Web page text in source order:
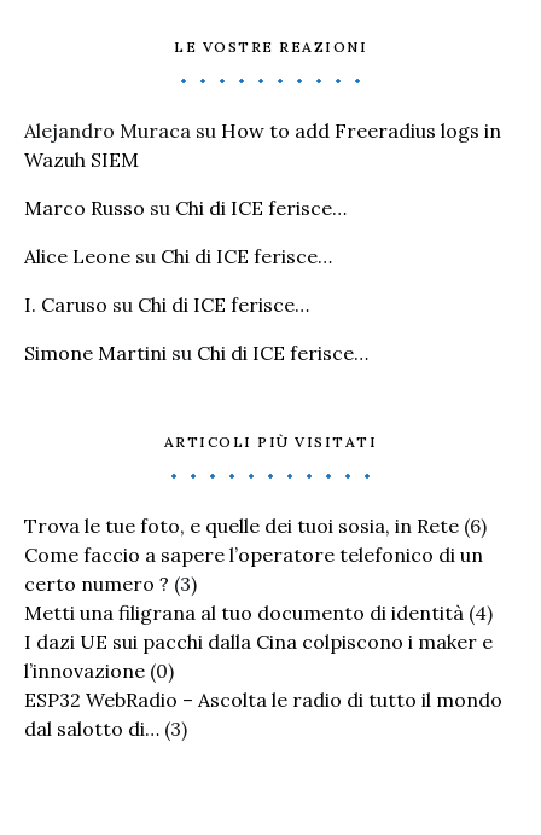
LE VOSTRE REAZIONI
Alejandro Muraca su How to add Freeradius logs in
Wazuh SIEM
Marco Russo su Chi di ICE ferisce…
Alice Leone su Chi di ICE ferisce…
I. Caruso su Chi di ICE ferisce…
Simone Martini su Chi di ICE ferisce…
ARTICOLI PIÙ VISITATI
Trova le tue foto, e quelle dei tuoi sosia, in Rete (6)
Come faccio a sapere l’operatore telefonico di un
certo numero ? (3)
Metti una filigrana al tuo documento di identità (4)
I dazi UE sui pacchi dalla Cina colpiscono i maker e
l’innovazione (0)
ESP32 WebRadio – Ascolta le radio di tutto il mondo
dal salotto di… (3)